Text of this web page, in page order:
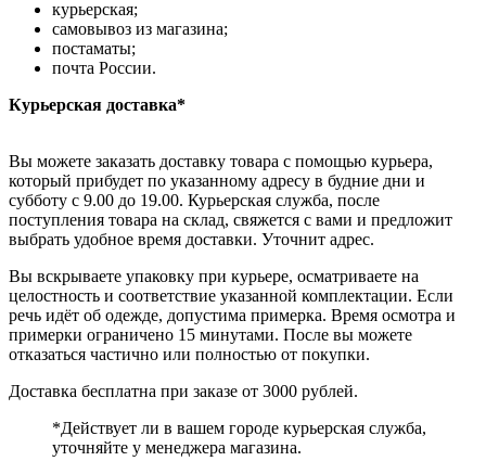
курьерская;
самовывоз из магазина;
постаматы;
почта России.
Курьерская доставка*
Вы можете заказать доставку товара с помощью курьера,
который прибудет по указанному адресу в будние дни и
субботу с 9.00 до 19.00. Курьерская служба, после
поступления товара на склад, свяжется с вами и предложит
выбрать удобное время доставки. Уточнит адрес.
Вы вскрываете упаковку при курьере, осматриваете на
целостность и соответствие указанной комплектации. Если
речь идёт об одежде, допустима примерка. Время осмотра и
примерки ограничено 15 минутами. После вы можете
отказаться частично или полностью от покупки.
Доставка бесплатна при заказе от 3000 рублей.
*Действует ли в вашем городе курьерская служба,
уточняйте у менеджера магазина.